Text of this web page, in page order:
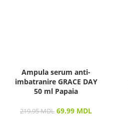
Ampula serum anti-
imbatranire GRACE DAY
50 ml Papaia
219.95MDL 69.99 MDL